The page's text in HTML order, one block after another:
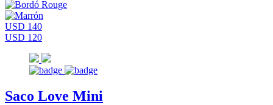
USD 140
USD 120
Saco Love Mini